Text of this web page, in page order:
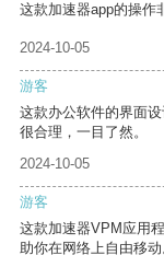
这款加速器app的操作
2024-10-05
游客
这款办公软件的界面
很合理，一目了然。
2024-10-05
游客
这款加速器VPM应用
助你在网络上自由移动